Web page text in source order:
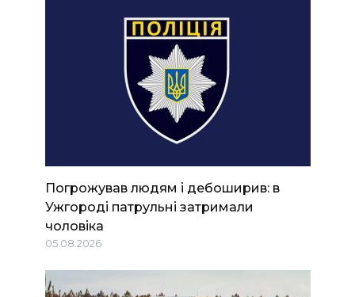
Погрожував людям і дебоширив: в
Ужгороді патрульні затримали
чоловіка
05.08.2026